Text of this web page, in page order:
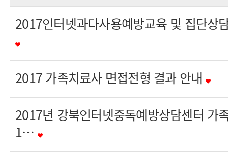
2017인터넷과다사용예방교육 및 집단상
2017 가족치료사 면접전형 결과 안내
2017년 강북인터넷중독예방상담센터 가
1…